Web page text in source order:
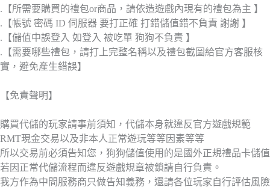
.【所需要購買的禮包or商品，請依造遊戲內現有的禮包為主 】
.【帳號 密碼 ID 伺服器 要打正確 打錯儲值錯不負責 謝謝 】
.【儲值中誤登入 如登入 被吃單 狗狗不負責 】
.【需要哪些禮包，請打上完整名稱以及禮包截圖給官方客服核
實，避免產生錯誤】
【免責聲明】
購買代儲的玩家請事前須知，代儲本身就違反官方遊戲規範
RMT現金交易以及非本人正常遊玩等等因素等等
所以交易前必須告知您，狗狗儲值使用的是國外正規禮品卡儲值
若因正常代儲流程而違反遊戲規章被鎖請自行負責。
我方作為中間服務商只做告知義務，還請各位玩家自行評估風險